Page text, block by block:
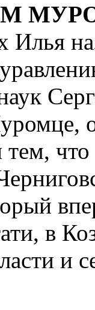
Илья
тем,
в
и